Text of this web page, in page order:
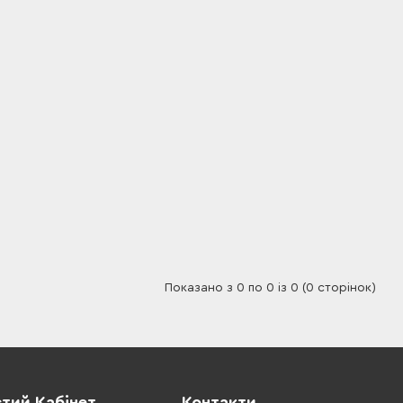
Показано з 0 по 0 із 0 (0 сторінок)